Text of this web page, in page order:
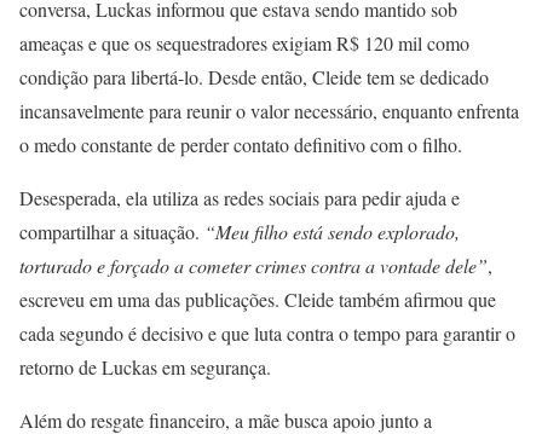
conversa, Luckas informou que estava sendo mantido sob
ameaças e que os sequestradores exigiam R$ 120 mil como
condição para libertá-lo. Desde então, Cleide tem se dedicado
incansavelmente para reunir o valor necessário, enquanto enfrenta
o medo constante de perder contato definitivo com o filho.
Desesperada, ela utiliza as redes sociais para pedir ajuda e
compartilhar a situação. “Meu filho está sendo explorado,
torturado e forçado a cometer crimes contra a vontade dele”,
escreveu em uma das publicações. Cleide também afirmou que
cada segundo é decisivo e que luta contra o tempo para garantir o
retorno de Luckas em segurança.
Além do resgate financeiro, a mãe busca apoio junto a